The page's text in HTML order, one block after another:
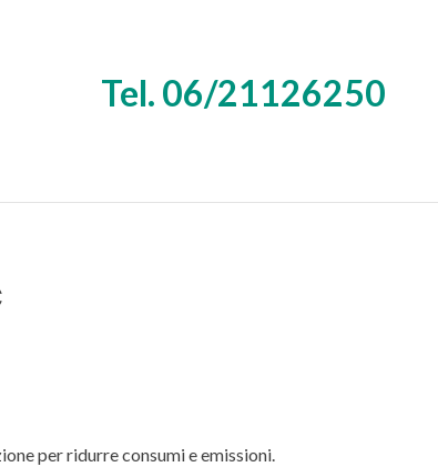
Tel. 06/21126250
per ridurre consumi e emissioni.